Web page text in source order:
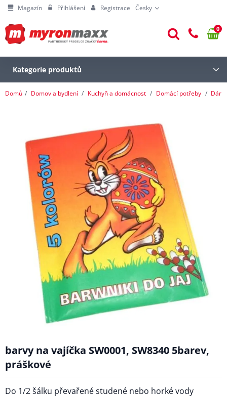
Magazín Přihlášení Registrace Česky
0
Kategorie produktů
Domů Domov a bydlení Kuchyň a domácnost Domácí potřeby
barvy na vajíčka SW0001, SW8340 5barev,
práškové
Do 1/2 šálku převařené studené nebo horké vody